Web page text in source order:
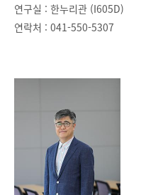
연구실 : 한누리관 (I605D)
연락처 : 041-550-5307